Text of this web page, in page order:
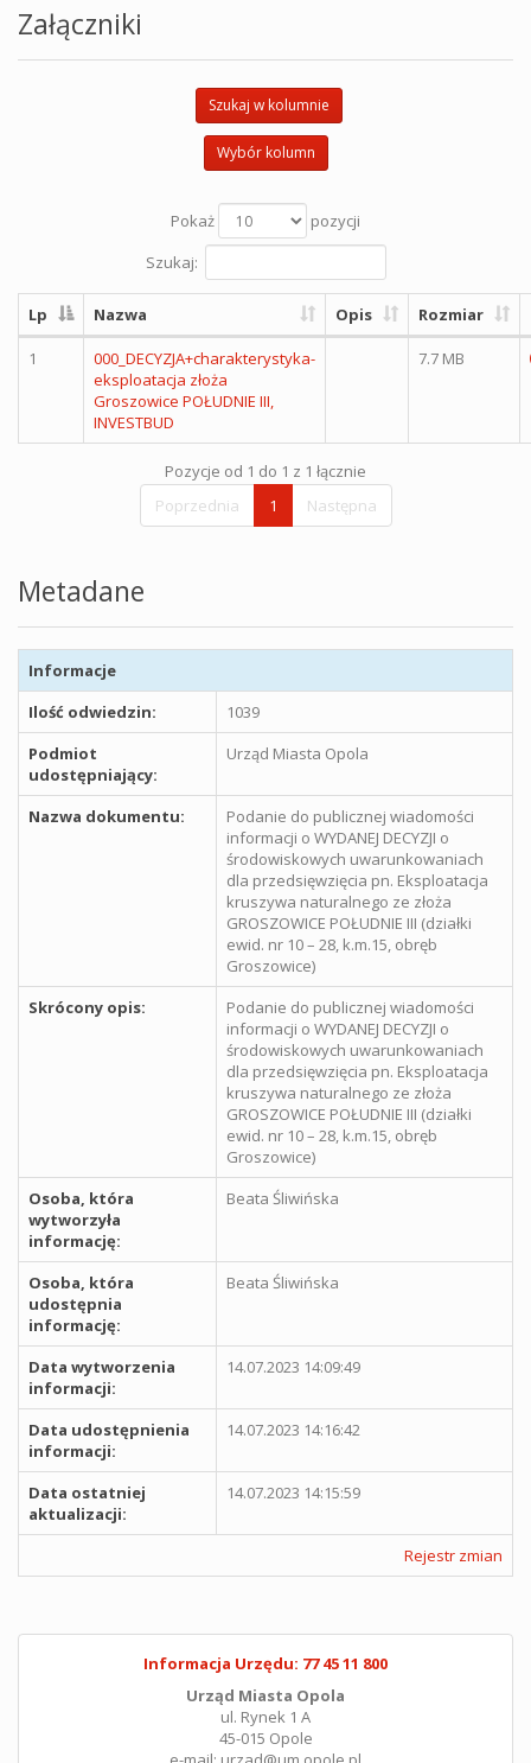
Załączniki
Szukaj w kolumnie
Wybór kolumn
Pokaż
pozycji
Szukaj:
Lp Nazwa Opis Rozmiar
1
000_DECYZJA+charakterystyka-
eksploatacja złoża
Groszowice POŁUDNIE III,
INVESTBUD
7.7 MB
Pozycje od 1 do 1 z 1 łącznie
Poprzednia
1 Następna
Metadane
Informacje
Ilość odwiedzin:
1039
Podmiot
udostępniający:
Urząd Miasta Opola
Nazwa dokumentu:
Podanie do publicznej wiadomości
informacji o WYDANEJ DECYZJI o
środowiskowych uwarunkowaniach
dla przedsięwzięcia pn. Eksploatacja
kruszywa naturalnego ze złoża
GROSZOWICE POŁUDNIE III (działki
ewid. nr 10 – 28, k.m.15, obręb
Groszowice)
Skrócony opis:
Podanie do publicznej wiadomości
informacji o WYDANEJ DECYZJI o
środowiskowych uwarunkowaniach
dla przedsięwzięcia pn. Eksploatacja
kruszywa naturalnego ze złoża
GROSZOWICE POŁUDNIE III (działki
ewid. nr 10 – 28, k.m.15, obręb
Groszowice)
Osoba, która
wytworzyła
informację:
Beata Śliwińska
Osoba, która
udostępnia
informację:
Beata Śliwińska
Data wytworzenia
informacji:
14.07.2023 14:09:49
Data udostępnienia
informacji:
14.07.2023 14:16:42
Data ostatniej
aktualizacji:
14.07.2023 14:15:59
Rejestr zmian
Informacja Urzędu: 77 45 11 800
Urząd Miasta Opola
ul. Rynek 1 A
45-015 Opole